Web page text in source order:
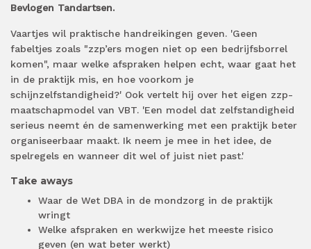
Bevlogen Tandartsen.
Vaartjes wil praktische handreikingen geven. 'Geen
fabeltjes zoals "zzp’ers mogen niet op een bedrijfsborrel
komen", maar welke afspraken helpen echt, waar gaat het
in de praktijk mis, en hoe voorkom je
schijnzelfstandigheid?' Ook vertelt hij over het eigen zzp-
maatschapmodel van VBT. 'Een model dat zelfstandigheid
serieus neemt én de samenwerking met een praktijk beter
organiseerbaar maakt. Ik neem je mee in het idee, de
spelregels en wanneer dit wel of juist niet past.'
Take aways
Waar de Wet DBA in de mondzorg in de praktijk
wringt
Welke afspraken en werkwijze het meeste risico
geven (en wat beter werkt)